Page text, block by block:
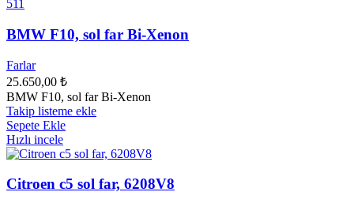
BMW F10, sol far Bi-Xenon
Farlar
25.650,00 ₺
BMW F10, sol far Bi-Xenon
Takip listeme ekle
Sepete Ekle
Hızlı incele
Citroen c5 sol far, 6208V8